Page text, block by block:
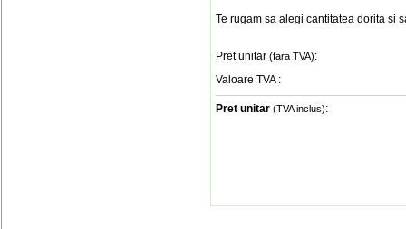
Te rugam sa alegi cantitatea dorita si
Pret unitar (fara TVA):
Valoare TVA :
Pret unitar (TVA inclus):